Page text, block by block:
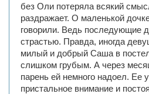
без Оли потеряла всякий
раздражает. О маленькой
говорили. Ведь последующие
страстью. Правда, иногда
милый и добрый Саша в
слишком грубым. А через
парень ей немного надоел. Ее
пристальное внимание и